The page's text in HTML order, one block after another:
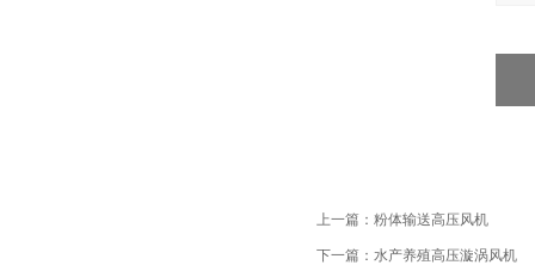
上一篇： 粉体输送高压风机
下一篇： 水产养殖高压漩涡风机